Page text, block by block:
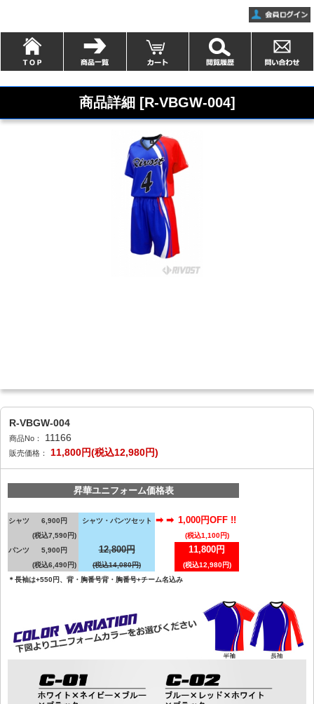
商品詳細 [R-VBGW-004]
R-VBGW-004
商品No： 11166
販売価格： 11,800円(税込12,980円)
昇華ユニフォーム価格表
シャツ
6,900円
(税込7,590円)
シャツ・パンツセット ➡ ➡ 1,000円OFF !!
(税込1,100円)
パンツ
5,900円
(税込6,490円)
12,800円
(税込14,080円)
11,800円
(税込12,980円)
＊長袖は+550円、背・胸番号背・胸番号+チーム名込み